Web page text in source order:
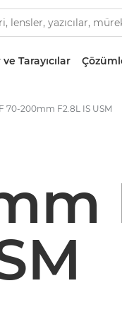
ve Tarayıcılar
70-200mm F2.8L IS USM